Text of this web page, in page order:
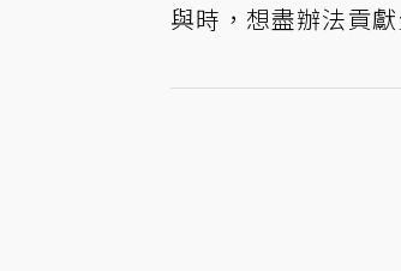
與時，想盡辦法貢